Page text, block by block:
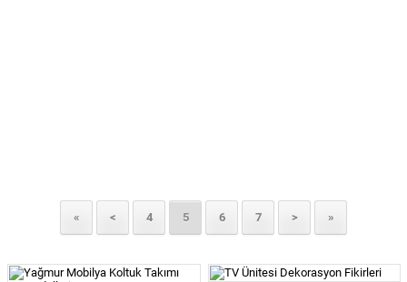
« < 4 5 6 7 > »